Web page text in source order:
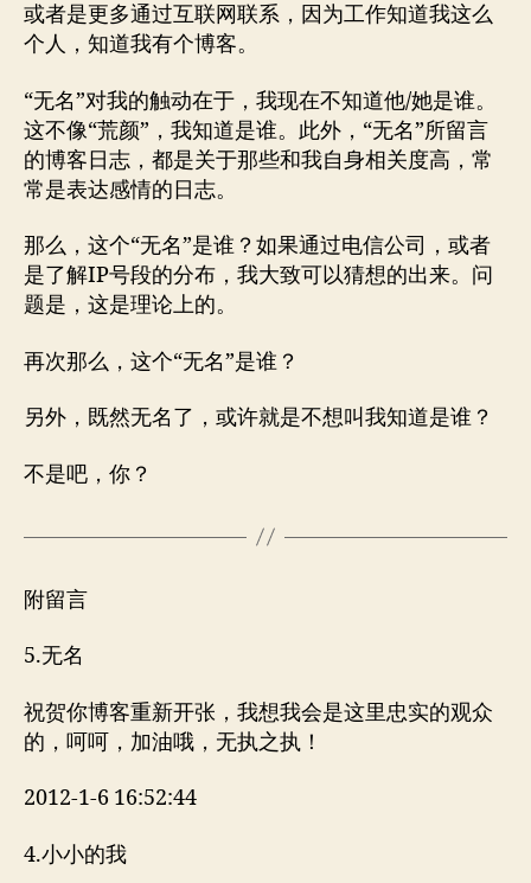
或者是更多通过互联网联系，因为工作知道我这么
个人，知道我有个博客。
“无名”对我的触动在于，我现在不知道他/她是谁。
这不像“荒颜”，我知道是谁。此外，“无名”所留言
的博客日志，都是关于那些和我自身相关度高，常
常是表达感情的日志。
那么，这个“无名”是谁？如果通过电信公司，或者
是了解IP号段的分布，我大致可以猜想的出来。问
题是，这是理论上的。
再次那么，这个“无名”是谁？
另外，既然无名了，或许就是不想叫我知道是谁？
不是吧，你？
附留言
5.无名
祝贺你博客重新开张，我想我会是这里忠实的观众
的，呵呵，加油哦，无执之执！
2012-1-6 16:52:44
4.小小的我